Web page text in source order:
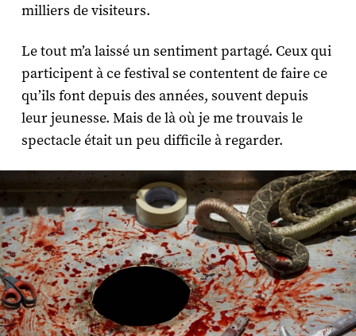
milliers de visiteurs.
Le tout m’a laissé un sentiment partagé. Ceux qui
participent à ce festival se contentent de faire ce
qu’ils font depuis des années, souvent depuis
leur jeunesse. Mais de là où je me trouvais le
spectacle était un peu difficile à regarder.